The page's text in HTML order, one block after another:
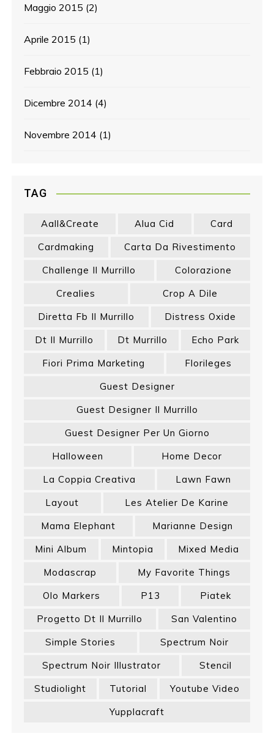
Maggio 2015 (2)
Aprile 2015 (1)
Febbraio 2015 (1)
Dicembre 2014 (4)
Novembre 2014 (1)
TAG
Aall&create Alua Cid
Card
Cardmaking
Carta Da Rivestimento
Challenge Il Murrillo
Colorazione
Crealies
Crop A Dile
Diretta Fb Il Murrillo
Distress Oxide
Dt Il Murrillo
Dt Murrillo
Echo Park
Fiori Prima Marketing
Florileges
Guest Designer
Guest Designer Il Murrillo
Guest Designer Per Un Giorno
Halloween
Home Decor
La Coppia Creativa
Lawn Fawn
Layout
Les Atelier De Karine
Mama Elephant
Marianne Design
Mini Album
Mintopia
Mixed Media
Modascrap
My Favorite Things
Olo Markers
P13
Piatek
Progetto Dt Il Murrillo
San Valentino
Simple Stories
Spectrum Noir
Spectrum Noir Illustrator
Stencil
Studiolight
Tutorial
Youtube Video
Yupplacraft